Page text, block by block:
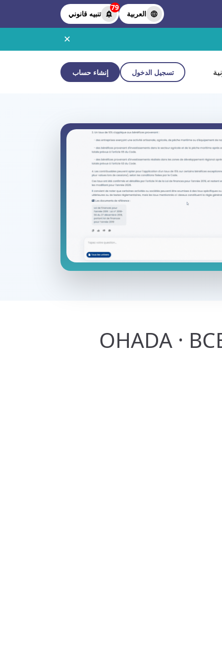
العربية
79
تنبيه قانوني
✕
تسجيل الدخول إنشاء حساب